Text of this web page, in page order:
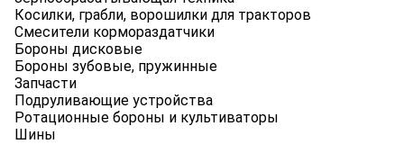
Косилки, грабли, ворошилки для тракторов
Смесители кормораздатчики
Бороны дисковые
Бороны зубовые, пружинные
Запчасти
Подруливающие устройства
Ротационные бороны и культиваторы
Шины